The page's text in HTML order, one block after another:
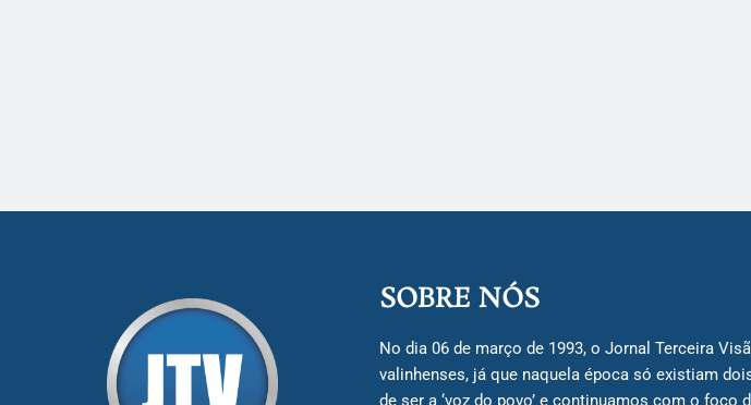
SOBRE NÓS
No dia 06 de março de 1993, o Jornal Terceira
valinhenses, já que naquela época só existiam
de ser a ‘voz do povo’ e continuamos com o foco